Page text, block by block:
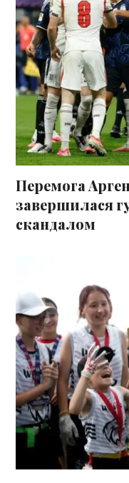
Перемога
завершилася
скандалом